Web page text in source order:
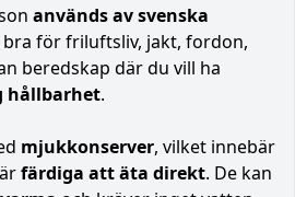
används av svenska
bra för friluftsliv, jakt, fordon,
beredskap där du vill ha
hållbarhet.
mjukkonserver, vilket innebär
färdiga att äta direkt. De kan